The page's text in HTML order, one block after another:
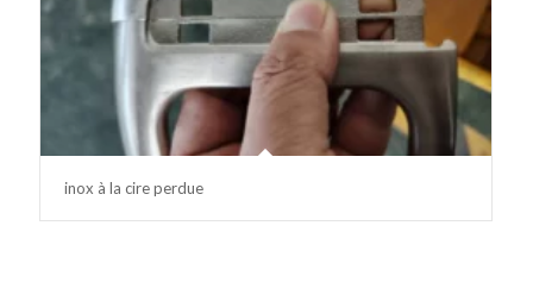
inox à la cire perdue